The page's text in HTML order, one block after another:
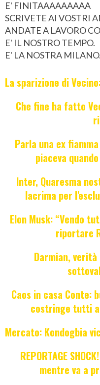
E' FINITAAAAAAAAA
SCRIVETE AI VOSTRI
ANDATE A LAVORO
E' IL NOSTRO TEMPO.
E' LA NOSTRA MILANO.
La sparizione di
Che fine ha fatto
Parla una ex
piaceva
Inter, Quaresma
lacrima per
Elon Musk: “Vendo
riportare
Darmian,
Caos in casa Conte:
costringe tutti
Mercato: Kondogbia
REPORTAGE
mentre va a